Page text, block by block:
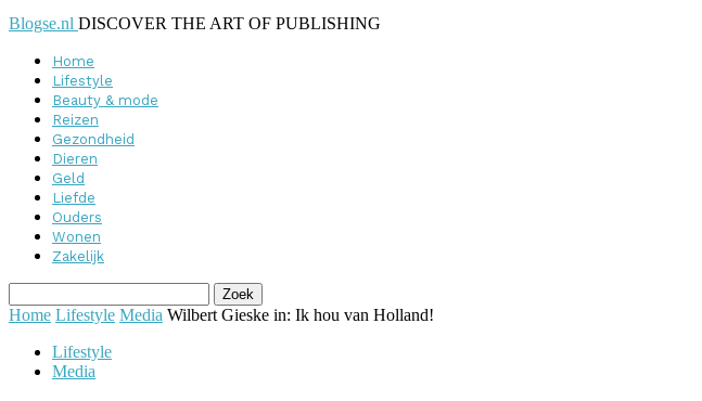
Blogse.nl DISCOVER THE ART OF PUBLISHING
Home
Lifestyle
Beauty & mode
Reizen
Gezondheid
Dieren
Geld
Liefde
Ouders
Wonen
Zakelijk
Home Lifestyle Media Wilbert Gieske in: Ik hou van Holland!
Lifestyle
Media